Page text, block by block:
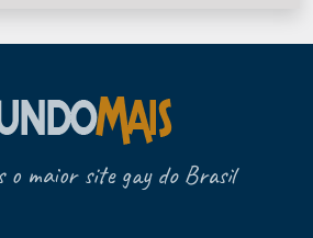
o maior site gay do Brasil